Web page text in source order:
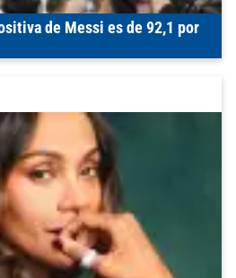
de Messi es de 92,1 por